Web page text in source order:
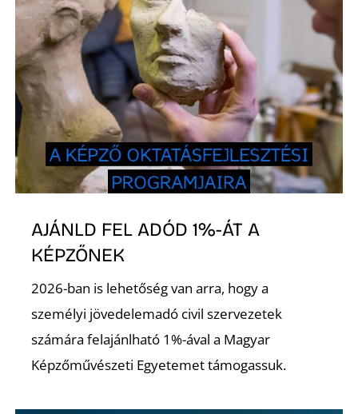
AJÁNLD FEL ADÓD 1%-ÁT A
KÉPZŐNEK
2026-ban is lehetőség van arra, hogy a
személyi jövedelemadó civil szervezetek
számára felajánlható 1%-ával a Magyar
Képzőművészeti Egyetemet támogassuk.